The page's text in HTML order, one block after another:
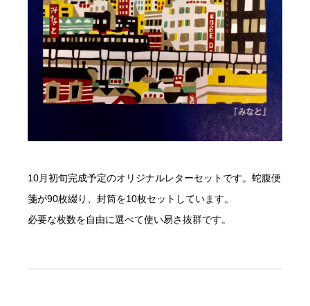
10月初旬完成予定のオリジナルレターセットです。蛇腹便
箋が90枚綴り、封筒を10枚セットしています。
必要な枚数を自由に選べて使い易さ抜群です。